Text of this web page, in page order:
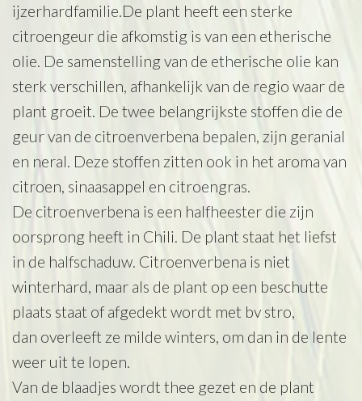
ijzerhardfamilie.De plant heeft een sterke
citroengeur die afkomstig is van een etherische
olie. De samenstelling van de etherische olie kan
sterk verschillen, afhankelijk van de regio waar de
plant groeit. De twee belangrijkste stoffen die de
geur van de citroenverbena bepalen, zijn geranial
en neral. Deze stoffen zitten ook in het aroma van
citroen, sinaasappel en citroengras.
De citroenverbena is een halfheester die zijn
oorsprong heeft in Chili. De plant staat het liefst
in de halfschaduw. Citroenverbena is niet
winterhard, maar als de plant op een beschutte
plaats staat of afgedekt wordt met bv stro,
dan overleeft ze milde winters, om dan in de lente
weer uit te lopen.
Van de blaadjes wordt thee gezet en de plant